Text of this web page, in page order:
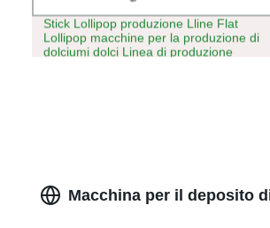
Stick Lollipop produzione Lline Flat
Lollipop macchine per la produzione di
dolciumi dolci Linea di produzione
Macchina per il deposito